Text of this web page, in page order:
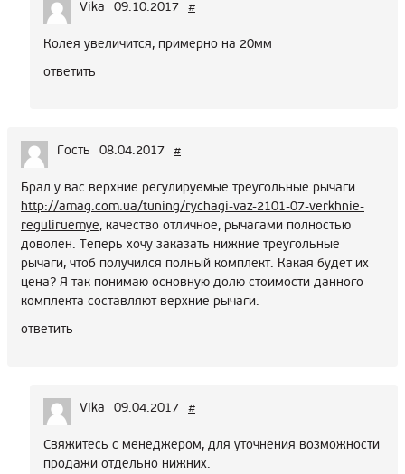
Vika 09.10.2017 #
Колея увеличится, примерно на 20мм
ответить
Гость 08.04.2017 #
Брал у вас верхние регулируемые треугольные рычаги
http://amag.com.ua/tuning/rychagi-vaz-2101-07-verkhnie-
reguliruemye, качество отличное, рычагами полностью
доволен. Теперь хочу заказать нижние треугольные
рычаги, чтоб получился полный комплект. Какая будет их
цена? Я так понимаю основную долю стоимости данного
комплекта составляют верхние рычаги.
ответить
Vika 09.04.2017 #
Свяжитесь с менеджером, для уточнения возможности
продажи отдельно нижних.